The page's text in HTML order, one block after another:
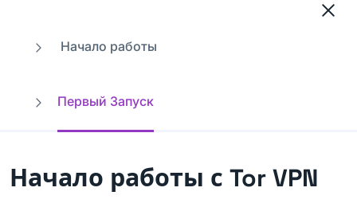
Начало работы
Первый Запуск
Начало работы с Tor VPN